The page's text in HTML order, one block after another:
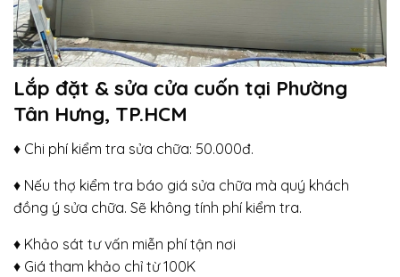
Lắp đặt & sửa cửa cuốn tại Phường
Tân Hưng, TP.HCM
♦ Chi phí kiểm tra sửa chữa: 50.000đ.
♦ Nếu thợ kiểm tra báo giá sửa chữa mà quý khách
đồng ý sửa chữa. Sẽ không tính phí kiểm tra.
♦ Khảo sát tư vấn miễn phí tận nơi
♦ Giá tham khảo chỉ từ 100K